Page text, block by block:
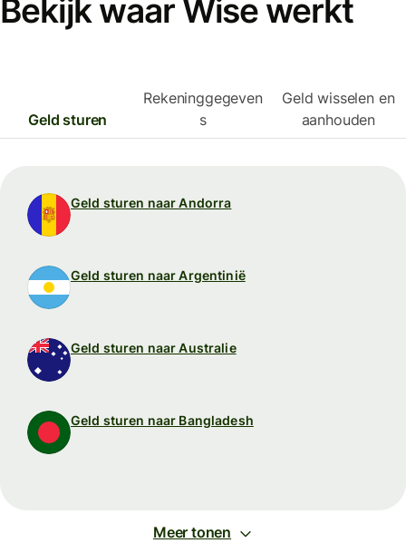
Bekijk waar Wise werkt
Geld sturen
Rekeninggegeven
s
Geld wisselen en
aanhouden
Geld sturen naar Andorra
Geld sturen naar Argentinië
Geld sturen naar Australie
Geld sturen naar Bangladesh
Meer tonen